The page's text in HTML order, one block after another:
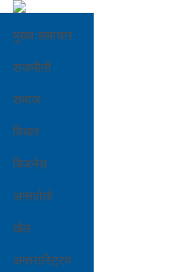
मुख्य समाचार
राजनीती
समाज
विचार
बिजनेस
अन्तर्वार्ता
खेल
अन्तरास्ट्रिय